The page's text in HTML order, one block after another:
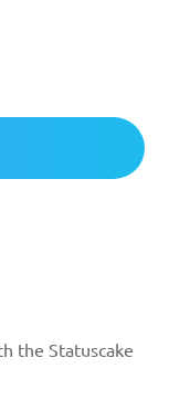
the Statuscake